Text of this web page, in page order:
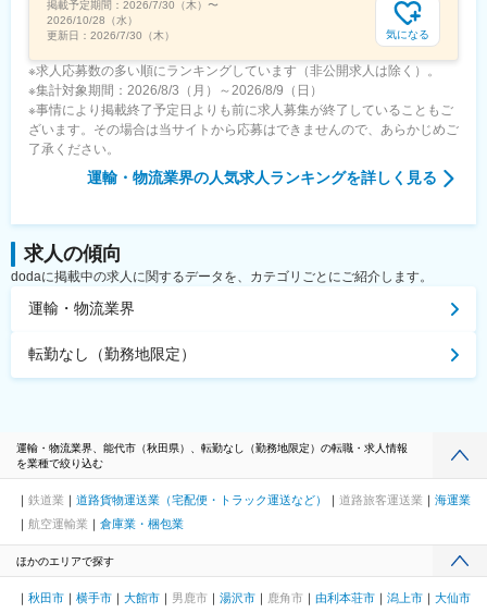
掲載予定期間： 2026/7/30（木） 〜
2026/10/28（水）
更新日： 2026/7/30（木） 気になる
※求人応募数の多い順にランキングしています（非公開求人は除く）。
※集計対象期間：2026/8/3（月）～2026/8/9（日）
※事情により掲載終了予定日よりも前に求人募集が終了していることもご
ざいます。その場合は当サイトから応募はできませんので、あらかじめご
了承ください。
運輸・物流業界の人気求人ランキングを詳しく見る
求人の傾向
dodaに掲載中の求人に関するデータを、カテゴリごとにご紹介します。
運輸・物流業界
転勤なし（勤務地限定）
運輸・物流業界、能代市（秋田県）、転勤なし（勤務地限定）の転職・求人情報
を業種で絞り込む
鉄道業 道路貨物運送業（宅配便・トラック運送など） 道路旅客運送業
海運業
航空運輸業
倉庫業・梱包業
ほかのエリアで探す
秋田市 横手市 大館市 男鹿市 湯沢市 鹿角市 由利本荘市 潟上市
大仙市